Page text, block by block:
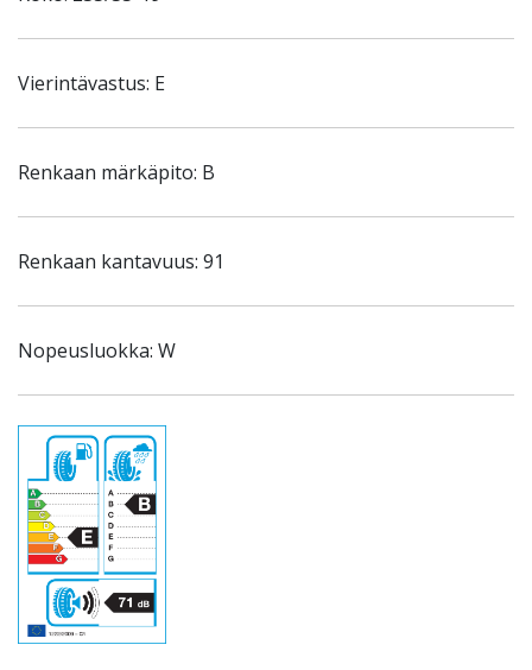
Vierintävastus: E
Renkaan märkäpito: B
Renkaan kantavuus: 91
Nopeusluokka: W